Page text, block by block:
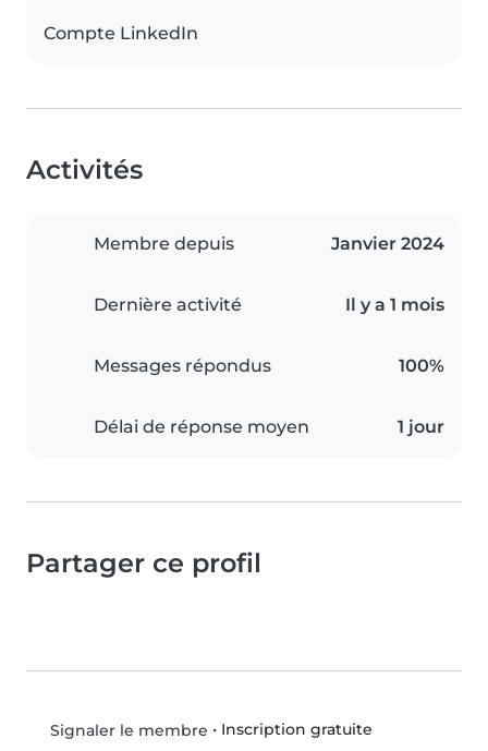
Compte LinkedIn
Activités
Membre depuis Janvier 2024
Dernière activité Il y a 1 mois
Messages répondus 100%
Délai de réponse moyen 1 jour
Partager ce profil
Signaler le membre • Inscription gratuite